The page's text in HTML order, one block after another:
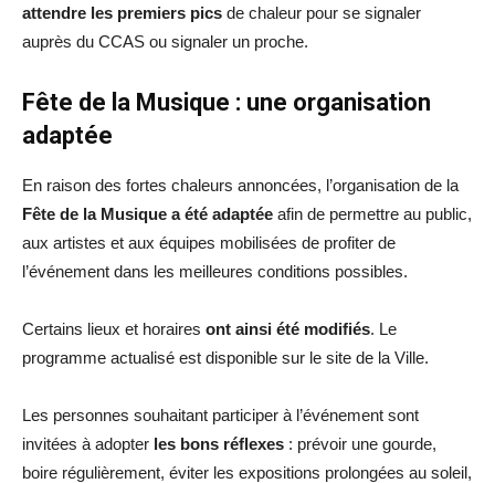
attendre les premiers pics de chaleur pour se signaler
auprès du CCAS ou signaler un proche.
Fête de la Musique : une organisation
adaptée
En raison des fortes chaleurs annoncées, l’organisation de la
Fête de la Musique a été adaptée afin de permettre au public,
aux artistes et aux équipes mobilisées de profiter de
l’événement dans les meilleures conditions possibles.
Certains lieux et horaires ont ainsi été modifiés. Le
programme actualisé est disponible sur le site de la Ville.
Les personnes souhaitant participer à l’événement sont
invitées à adopter les bons réflexes : prévoir une gourde,
boire régulièrement, éviter les expositions prolongées au soleil,